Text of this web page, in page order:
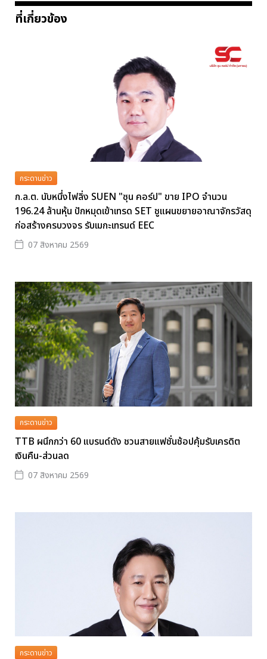
ที่เกี่ยวข้อง
กระดานข่าว
ก.ล.ต. นับหนึ่งไฟลิ่ง SUEN "ซุน คอร์ป" ขาย IPO จำนวน
196.24 ล้านหุ้น ปักหมุดเข้าเทรด SET ชูแผนขยายอาณาจักรวัสดุ
ก่อสร้างครบวงจร รับเมกะเทรนด์ EEC
07 สิงหาคม 2569
กระดานข่าว
TTB ผนึกกว่า 60 แบรนด์ดัง ชวนสายแฟชั่นช้อปคุ้มรับเครดิต
เงินคืน-ส่วนลด
07 สิงหาคม 2569
กระดานข่าว